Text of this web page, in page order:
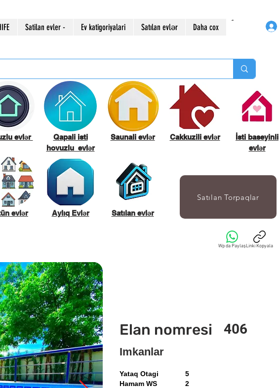
Satilan evler - Ev katigoriyalari Satılan evlər Daha cox
evlər
evlər
Qapali isti
hovuzlu evlər
Aylıq Evlər
Saunali evlər
Satılan evlər
Cakkuzili evlər
İsti baseyinli
evlər
Satılan Torpaqlar
Wp da PaylaşLinki Kopyala
Elan nomresi 406
Imkanlar
Yataq Otagi
Hamam WS
5
2